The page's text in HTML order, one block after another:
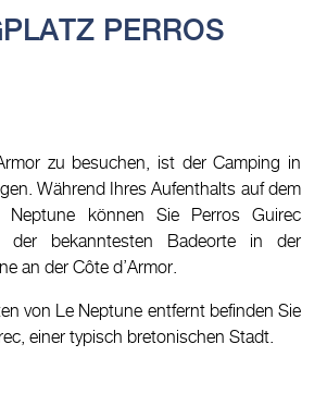
PERROS
zu besuchen, ist der Camping in
Während Ihres Aufenthalts auf dem
Neptune können Sie Perros Guirec
der bekanntesten Badeorte in der
an der Côte d’Armor.
von Le Neptune entfernt befinden Sie
einer typisch bretonischen Stadt.